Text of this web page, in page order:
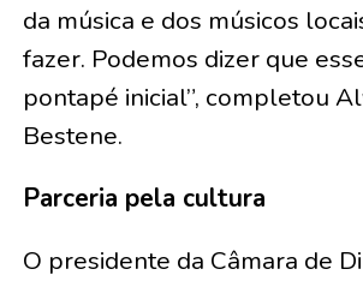
da música e dos músicos
fazer. Podemos dizer que
pontapé inicial”, completou
Bestene.
Parceria pela cultura
O presidente da Câmara de